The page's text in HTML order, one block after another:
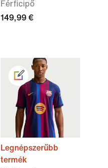
Férficipő
149,99 €
Legnépszerűbb
termék